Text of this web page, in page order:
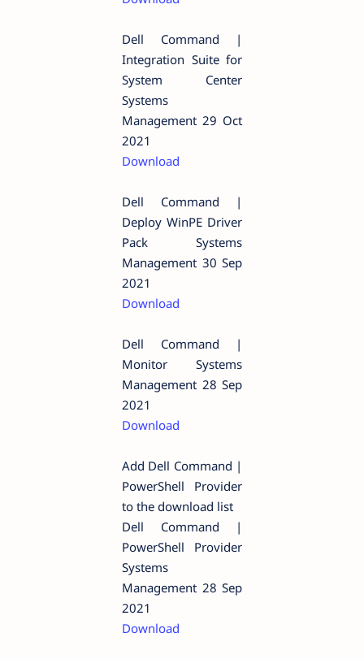
Dell Command |
Integration Suite for
System Center
Systems
Management 29 Oct
2021
Download
Dell Command |
Deploy WinPE Driver
Pack Systems
Management 30 Sep
2021
Download
Dell Command |
Monitor Systems
Management 28 Sep
2021
Download
Add Dell Command |
PowerShell Provider
to the download list
Dell Command |
PowerShell Provider
Systems
Management 28 Sep
2021
Download